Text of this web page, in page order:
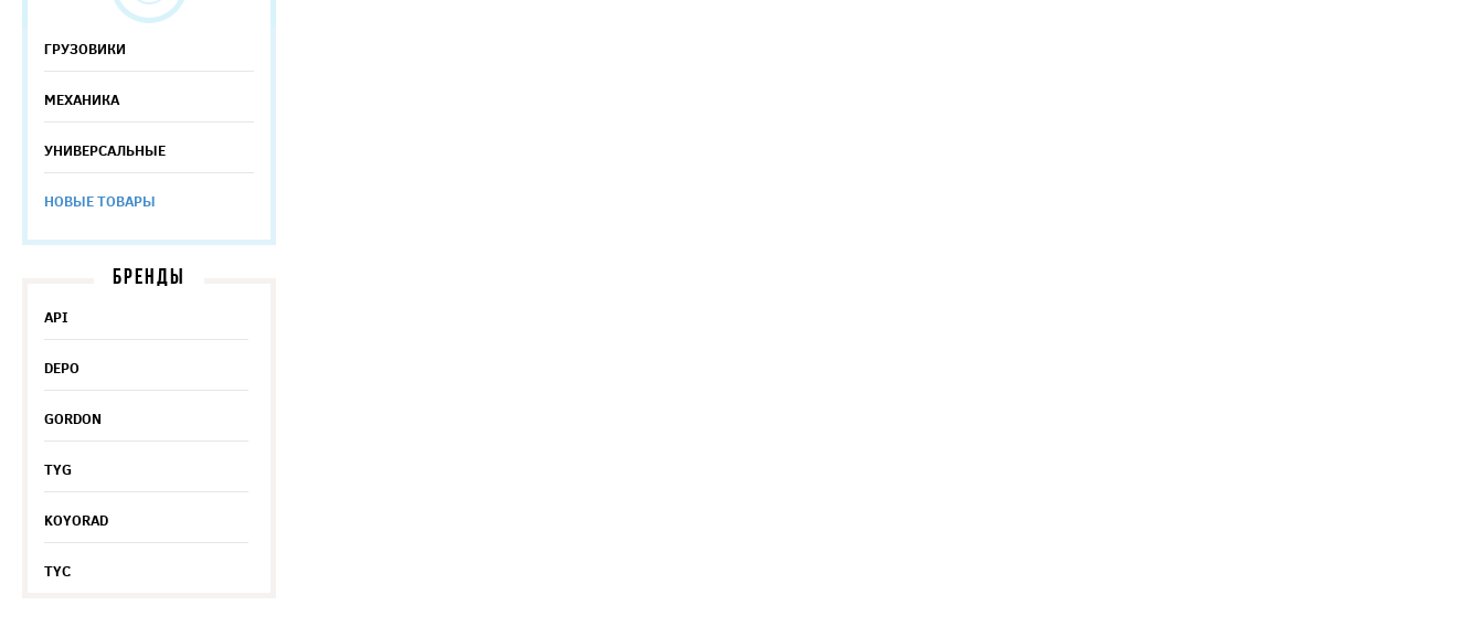
ГРУЗОВИКИ
МЕХАНИКА
УНИВЕРСАЛЬНЫЕ
НОВЫЕ ТОВАРЫ
БРЕНДЫ
API
DEPO
GORDON
TYG
KOYORAD
TYC